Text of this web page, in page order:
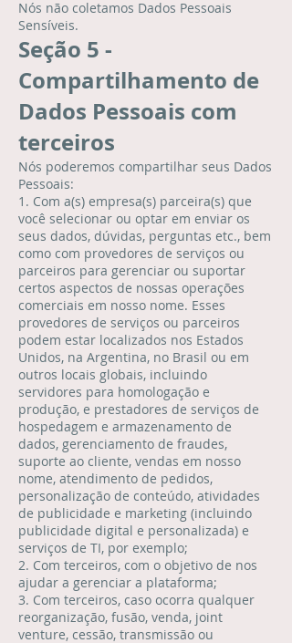
Nós não coletamos Dados Pessoais
Sensíveis.
Seção 5 -
Compartilhamento de
Dados Pessoais com
terceiros
Nós poderemos compartilhar seus Dados
Pessoais:
1. Com a(s) empresa(s) parceira(s) que
você selecionar ou optar em enviar os
seus dados, dúvidas, perguntas etc., bem
como com provedores de serviços ou
parceiros para gerenciar ou suportar
certos aspectos de nossas operações
comerciais em nosso nome. Esses
provedores de serviços ou parceiros
podem estar localizados nos Estados
Unidos, na Argentina, no Brasil ou em
outros locais globais, incluindo
servidores para homologação e
produção, e prestadores de serviços de
hospedagem e armazenamento de
dados, gerenciamento de fraudes,
suporte ao cliente, vendas em nosso
nome, atendimento de pedidos,
personalização de conteúdo, atividades
de publicidade e marketing (incluindo
publicidade digital e personalizada) e
serviços de TI, por exemplo;
2. Com terceiros, com o objetivo de nos
ajudar a gerenciar a plataforma;
3. Com terceiros, caso ocorra qualquer
reorganização, fusão, venda, joint
venture, cessão, transmissão ou